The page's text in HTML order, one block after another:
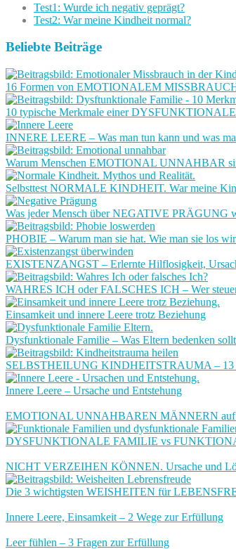
Test1: Wurde ich negativ geprägt?
Test2: War meine Kindheit normal?
Beliebte Beiträge
16 Formen von EMOTIONALEM
10 typische Merkmale einer
INNERE LEERE – Was man tun kann und was
Warum Menschen EMOTIONAL UNNAHBAR
Selbsttest NORMALE KINDHEIT. War meine
Was jeder Mensch über NEGATIVE PRÄGUNG
PHOBIE – Warum man sie hat. Wie man sie los
EXISTENZANGST – Erlernte Hilflosigkeit,
WAHRES ICH oder FALSCHES ICH – Wer
Einsamkeit und innere Leere trotz Beziehung
Dysfunktionale Familie – Was Eltern bedenken
SELBSTHEILUNG KINDHEITSTRAUMA – 13
Innere Leere – Ursache und Entstehung
EMOTIONAL UNNAHBAREN MÄNNERN auf
DYSFUNKTIONALE FAMILIE vs
NICHT VERZEIHEN KÖNNEN. Ursache und
Die 3 wichtigsten WEISHEITEN für
Innere Leere, Einsamkeit – 2 Wege zur Erfüllung
Leer fühlen – 3 Fragen zur Erfüllung